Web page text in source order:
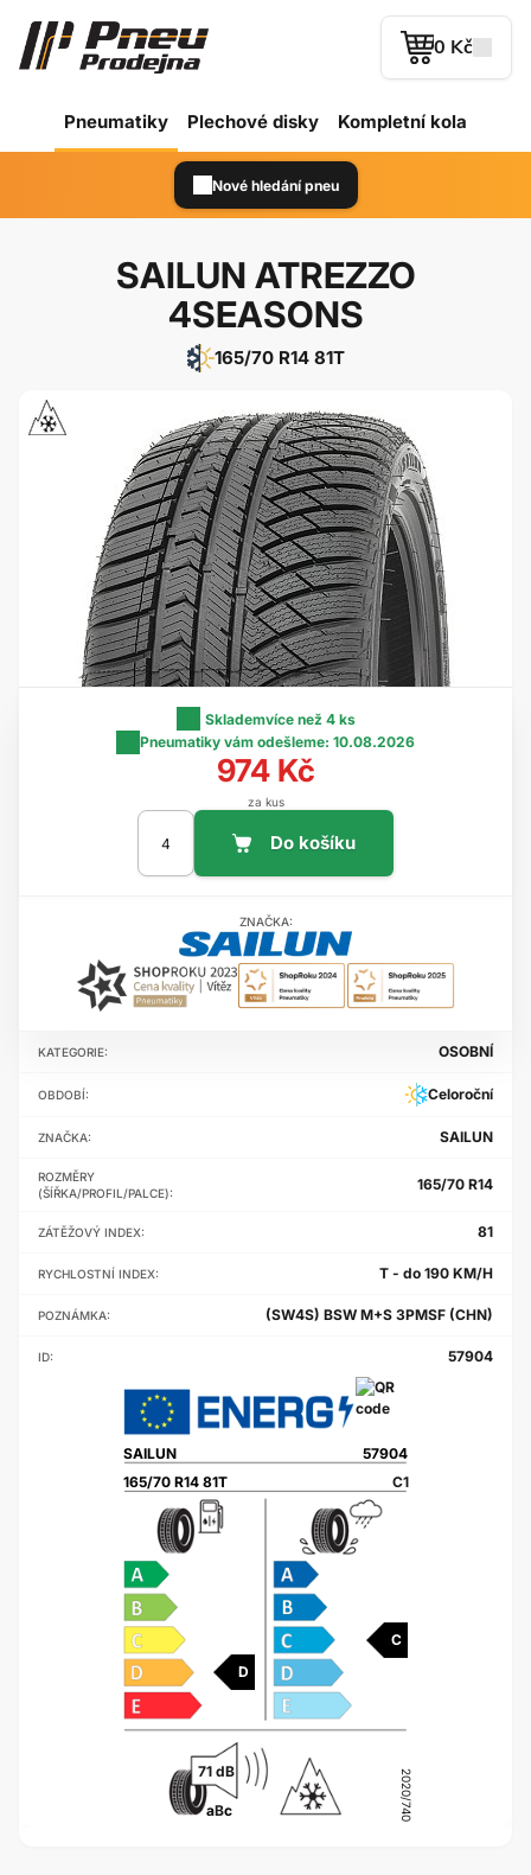
0 Kč
Pneumatiky Plechové disky Kompletní kola
Nové hledání pneu
SAILUN ATREZZO
4SEASONS
165/70 R14 81T
KATEGORIE: OSOBNÍ
OBDOBÍ: Celoroční
ZNAČKA: SAILUN
ROZMĚRY
(ŠÍŘKA/PROFIL/PALCE):
165/70 R14
ZÁTĚŽOVÝ INDEX: 81
RYCHLOSTNÍ INDEX: T - do 190 KM/H
POZNÁMKA: (SW4S) BSW M+S 3PMSF (CHN)
ID: 57904
165/70 R14 81T
SAILUN 57904
D
C
71 dB
C1
2020/740
aBc
Sklademvíce než 4 ks
Pneumatiky vám odešleme: 10.08.2026
974 Kč
za kus
ZNAČKA: